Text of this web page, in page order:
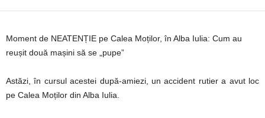
Moment de NEATENȚIE pe Calea Moților, în Alba Iulia: Cum au
reușit două mașini să se „pupe”
Astăzi, în cursul acestei după-amiezi, un accident rutier a avut loc
pe Calea Moților din Alba Iulia.